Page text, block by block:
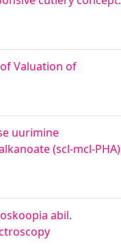
Valuation of
uurimine
(scl-mcl-PHA)
abil.